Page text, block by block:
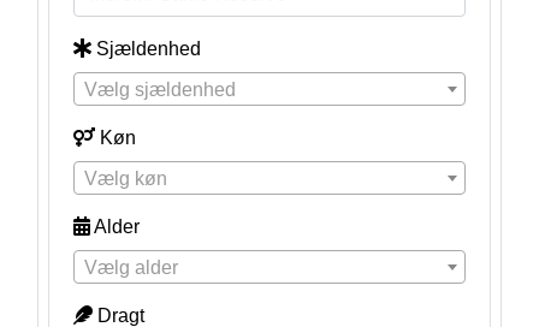
Sjældenhed
Vælg sjældenhed
Køn
Vælg køn
Alder
Vælg alder
Dragt